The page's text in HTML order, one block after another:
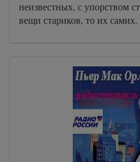
неизвестных, с упорством
вещи стариков, то их самих.